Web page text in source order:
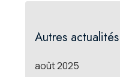
Autres actualités
août 2025